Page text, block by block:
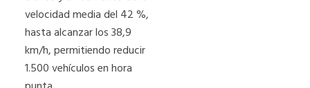
velocidad media del 42 %,
hasta alcanzar los 38,9
km/h, permitiendo reducir
1.500 vehículos en hora